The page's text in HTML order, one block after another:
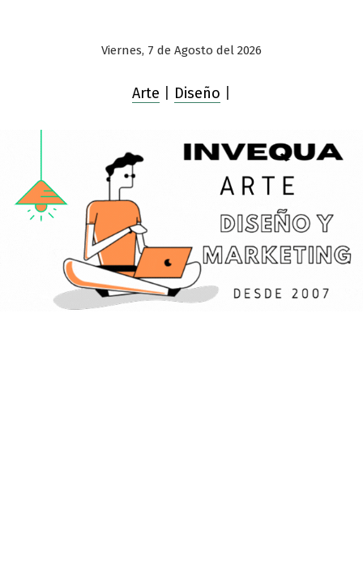
Viernes, 7 de Agosto del 2026
Arte Diseño